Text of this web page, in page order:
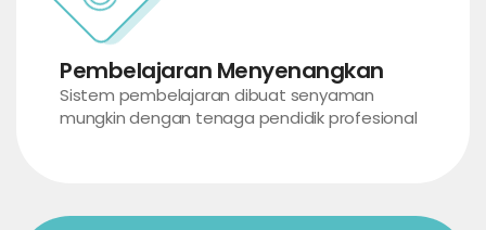
Pembelajaran Menyenangkan
Sistem pembelajaran dibuat senyaman
mungkin dengan tenaga pendidik profesional